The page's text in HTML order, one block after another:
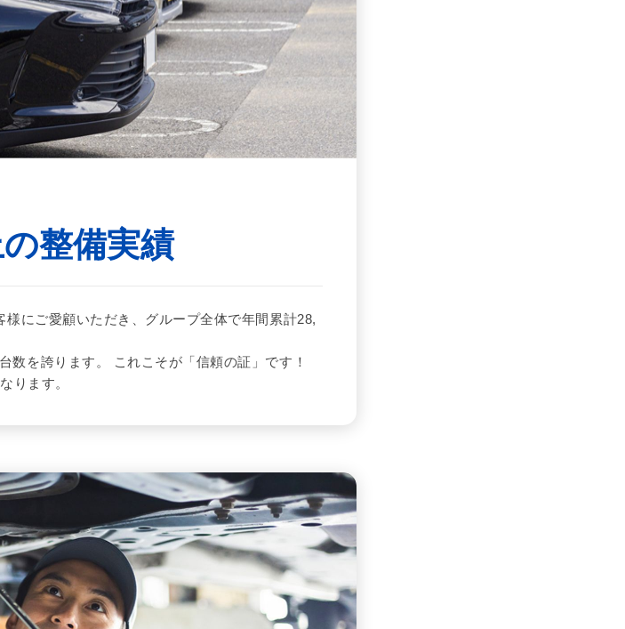
整備実績
にご愛顧いただき、グループ全体で年間累計28,
数を誇ります。 これこそが「信頼の証」です！
ります。